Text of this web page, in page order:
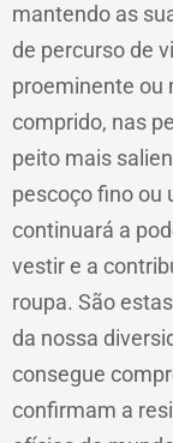
mantendo as
de percurso de
proeminente ou
comprido, nas
peito mais
pescoço fino ou
continuará a
vestir e a
roupa. São
da nossa
consegue
confirmam a